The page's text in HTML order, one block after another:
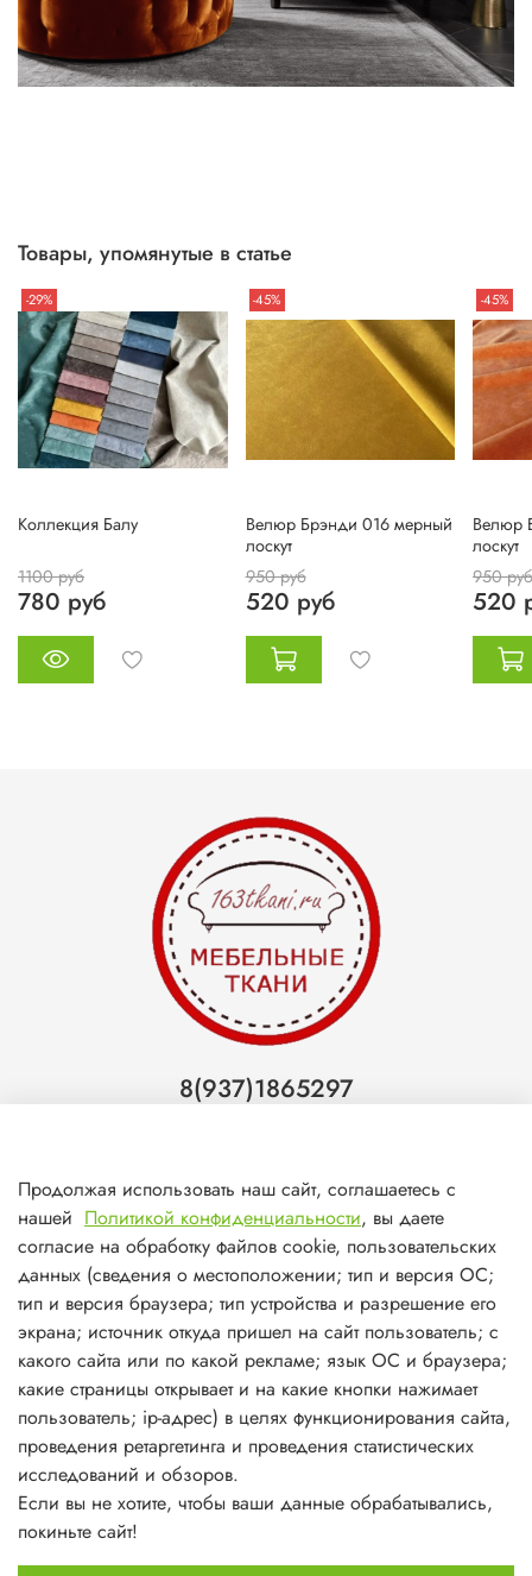
Товары, упомянутые в статье
-29%
Коллекция Балу
1100 руб
780 руб
-45%
Велюр Брэнди 016 мерный
лоскут
950 руб
520 руб
-45%
Велюр
лоскут
950 руб
520
О магазине
Информация
Личный кабинет
8(937)1865297
Самара (ТЦ МегаМебель)
8(927)7360008
Самара (ст.м. Победа)
Продолжая использовать наш сайт, соглашаетесь с
нашей Политикой конфиденциальности, вы даете
согласие на обработку файлов cookie, пользовательских
данных (сведения о местоположении; тип и версия ОС;
тип и версия браузера; тип устройства и разрешение его
экрана; источник откуда пришел на сайт пользователь; с
какого сайта или по какой рекламе; язык ОС и браузера;
какие страницы открывает и на какие кнопки нажимает
пользователь; ip-адрес) в целях функционирования сайта,
проведения ретаргетинга и проведения статистических
исследований и обзоров.
Если вы не хотите, чтобы ваши данные обрабатывались,
покиньте сайт!